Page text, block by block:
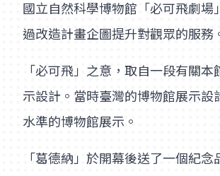
國立自然科學博物館「必可飛劇
過改造計畫企圖提升對觀眾的服務
「必可飛」之意，取自一段有關
示設計。當時臺灣的博物館展示
水準的博物館展示。
「葛德納」於開幕後送了一個紀